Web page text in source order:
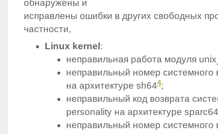
обнаружены и
исправлены ошибки в других свободных
частности,
Linux kernel :
неправильная работа модуля
неправильный номер системного
на архитектуре sh644;
неправильный код возврата
personality на архитектуре sparc64
неправильный номер системного